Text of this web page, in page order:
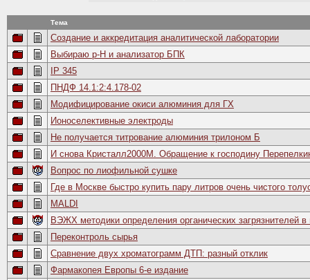
Тема
Создание и аккредитация аналитической лаборатории
Выбираю р-Н и анализатор БПК
IP 345
ПНДФ 14.1:2:4.178-02
Модифицирование окиси алюминия для ГХ
Ионоселективные электроды
Не получается титрование алюминия трилоном Б
И снова Кристалл2000М. Обращение к господину
Вопрос по лиофильной сушке
Где в Москве быстро купить пару литров очень чистого
MALDI
ВЭЖХ методики определения органических загрязнителей в
Переконтроль сырья
Сравнение двух хроматограмм ДТП: разный отклик
Фармакопея Европы 6-е издание